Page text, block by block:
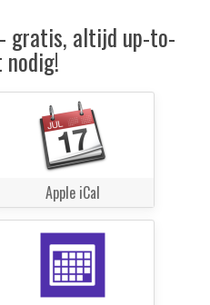
gratis, altijd up-to-
nodig!
Apple iCal